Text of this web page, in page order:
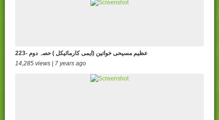
223- عظیم مسیحی خواتین (ایمی کارمائیکل ) حصہ دوم
14,285 views | 7 years ago